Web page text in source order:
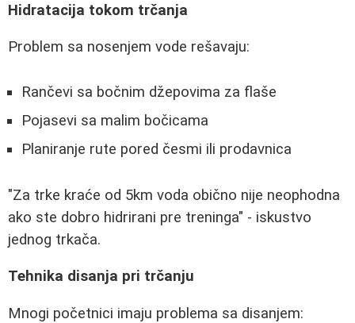
Hidratacija tokom trčanja
Problem sa nosenjem vode rešavaju:
Rančevi sa bočnim džepovima za flaše
Pojasevi sa malim bočicama
Planiranje rute pored česmi ili prodavnica
"Za trke kraće od 5km voda obično nije neophodna
ako ste dobro hidrirani pre treninga" - iskustvo
jednog trkača.
Tehnika disanja pri trčanju
Mnogi početnici imaju problema sa disanjem: